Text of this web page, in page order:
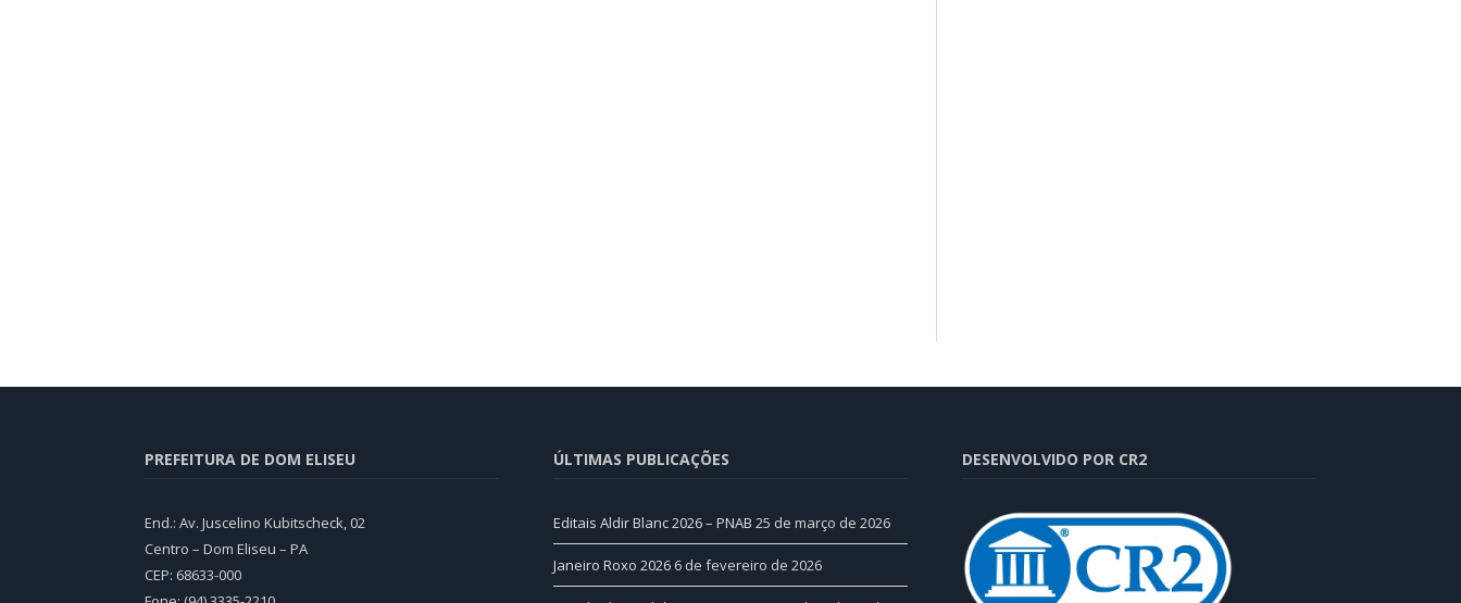
PREFEITURA DE DOM ELISEU
End.: Av. Juscelino Kubitscheck, 02
Centro – Dom Eliseu – PA
CEP: 68633-000
ÚLTIMAS PUBLICAÇÕES
Editais Aldir Blanc 2026 – PNAB 25 de março de 2026
Janeiro Roxo 2026 6 de fevereiro de 2026
DESENVOLVIDO POR CR2